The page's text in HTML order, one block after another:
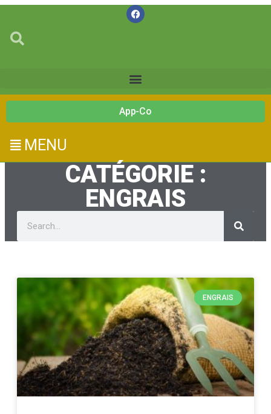
App-Co
MENU
CATÉGORIE :
ENGRAIS
ENGRAIS